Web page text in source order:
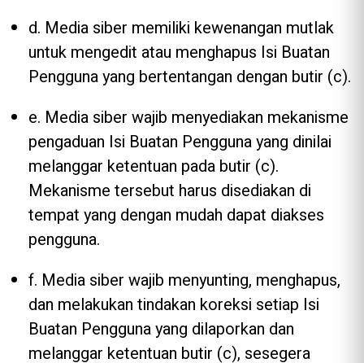
d. Media siber memiliki kewenangan mutlak
untuk mengedit atau menghapus Isi Buatan
Pengguna yang bertentangan dengan butir (c).
e. Media siber wajib menyediakan mekanisme
pengaduan Isi Buatan Pengguna yang dinilai
melanggar ketentuan pada butir (c).
Mekanisme tersebut harus disediakan di
tempat yang dengan mudah dapat diakses
pengguna.
f. Media siber wajib menyunting, menghapus,
dan melakukan tindakan koreksi setiap Isi
Buatan Pengguna yang dilaporkan dan
melanggar ketentuan butir (c), sesegera